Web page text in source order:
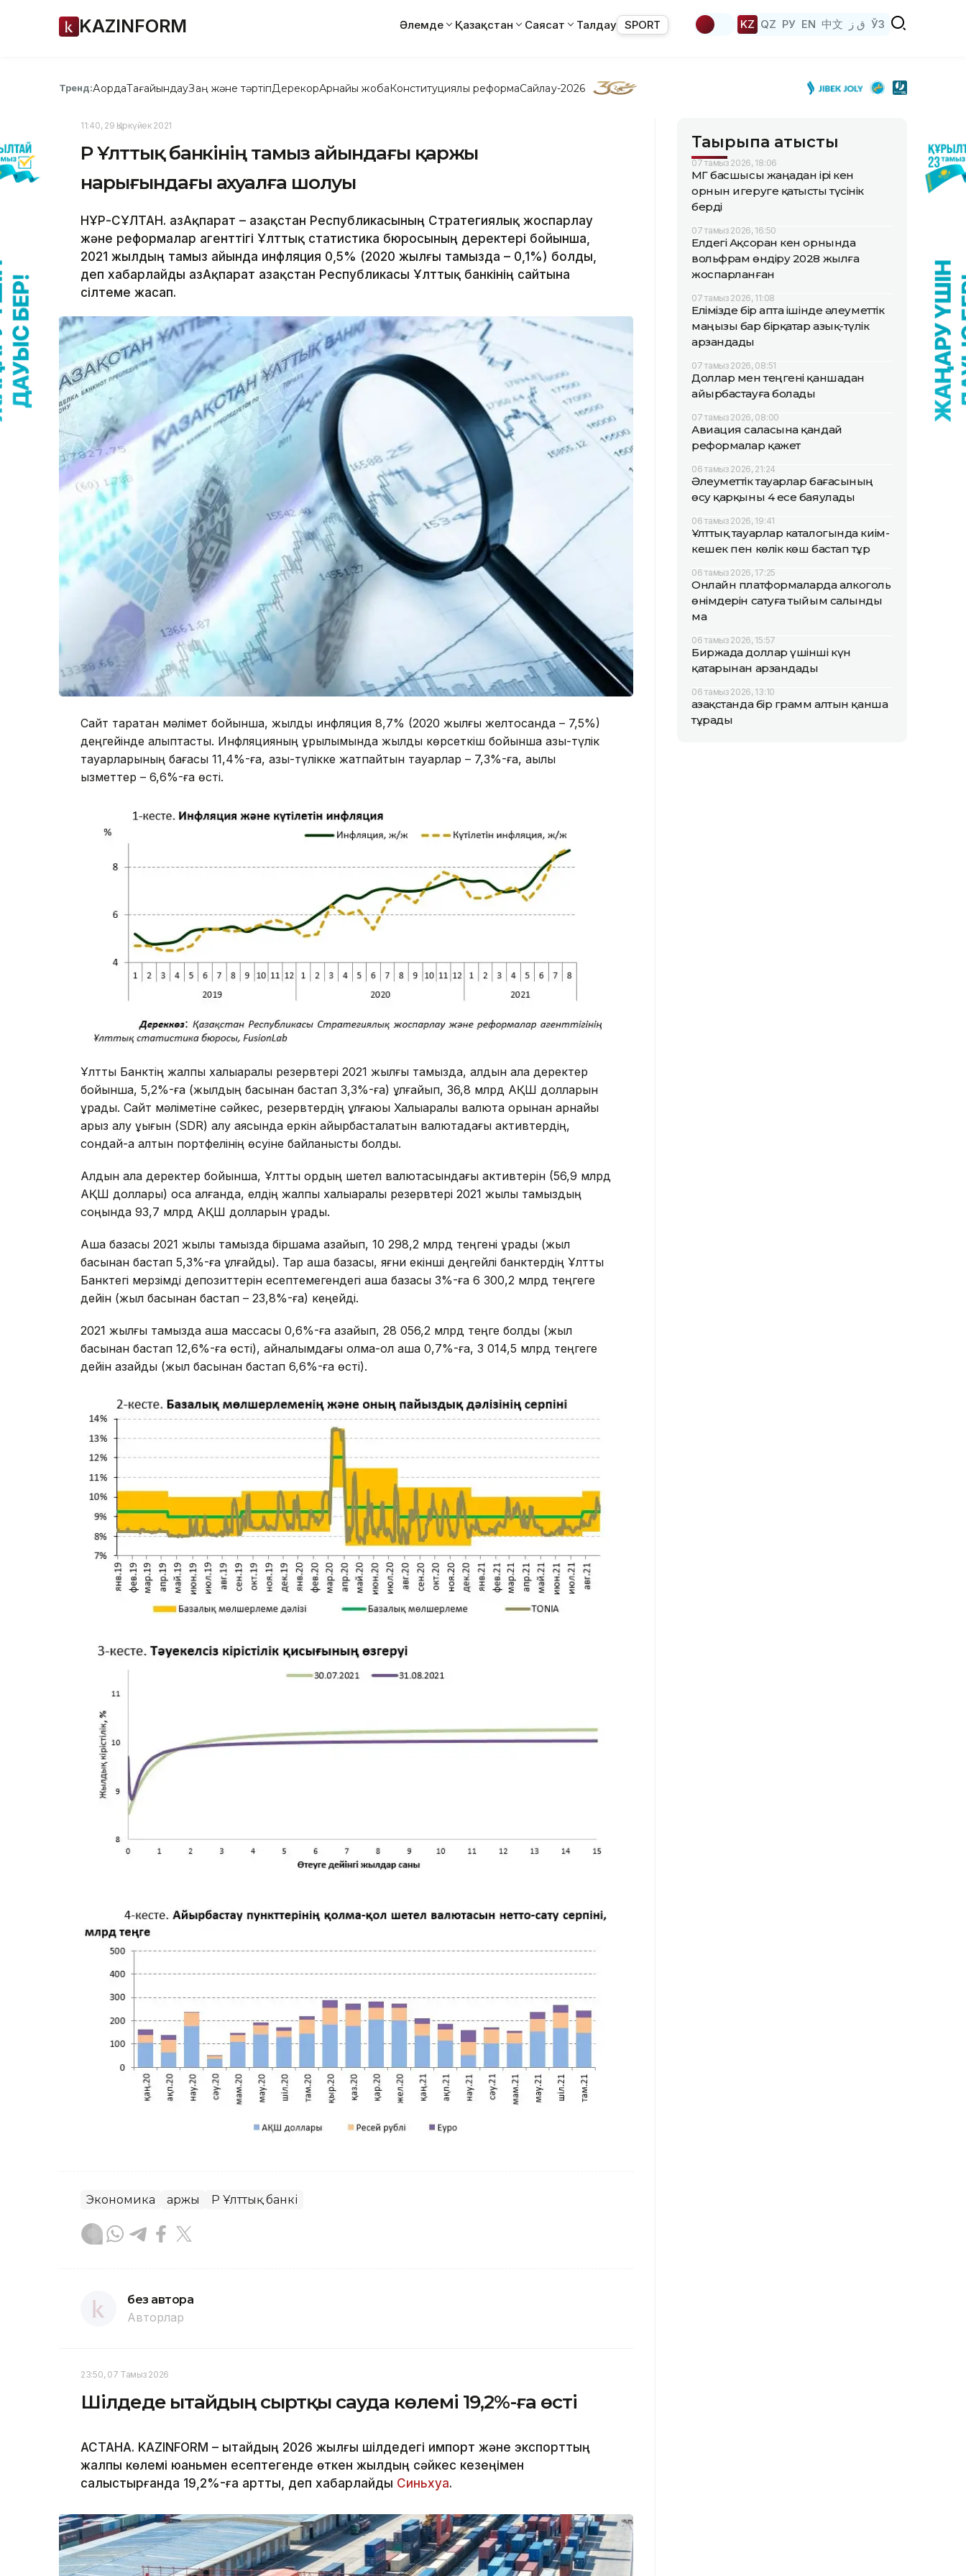
KAZINFORM Әлемде Қазақстан Саясат Талдау SPORT KZ QZ РУ EN 中文 ق ز ЎЗ
Тренд:АқордаТағайындауЗаң және тәртіпДерекқорАрнайы жобаКонституциялық реформаСайлау-2026
11:40, 29 Қыркүйек 2021
ҚР Ұлттық банкінің тамыз айындағы қаржы
нарығындағы ахуалға шолуы
НҰР-СҰЛТАН. ҚазАқпарат – Қазақстан Республикасының Стратегиялық жоспарлау
және реформалар агенттігі Ұлттық статистика бюросының деректері бойынша,
2021 жылдың тамыз айында инфляция 0,5% (2020 жылғы тамызда – 0,1%) болды,
деп хабарлайды ҚазАқпарат Қазақстан Республикасы Ұлттық банкінің сайтына
сілтеме жасап.
Сайт таратқан мәлімет бойынша, жылдық инфляция 8,7% (2020 жылғы желтоқсанда – 7,5%)
деңгейінде қалыптасты. Инфляцияның құрылымында жылдық көрсеткіш бойынша азық-түлік
тауарларының бағасы 11,4%-ға, азық-түлікке жатпайтын тауарлар – 7,3%-ға, ақылы
қызметтер – 6,6%-ға өсті.
Ұлттық Банктің жалпы халықаралық резервтері 2021 жылғы тамызда, алдын ала деректер
бойынша, 5,2%-ға (жылдың басынан бастап 3,3%-ға) ұлғайып, 36,8 млрд АҚШ долларын
құрады. Сайт мәліметіне сәйкес, резервтердің ұлғаюы Халықаралық валюта қорынан арнайы
қарыз алу құқығын (SDR) алу аясында еркін айырбасталатын валютадағы активтердің,
сондай-ақ алтын портфелінің өсуіне байланысты болды.
Алдын ала деректер бойынша, Ұлттық қордың шетел валютасындағы активтерін (56,9 млрд
АҚШ доллары) қоса алғанда, елдің жалпы халықаралық резервтері 2021 жылы тамыздың
соңында 93,7 млрд АҚШ долларын құрады.
Ақша базасы 2021 жылы тамызда біршама азайып, 10 298,2 млрд теңгені құрады (жыл
басынан бастап 5,3%-ға ұлғайды). Тар ақша базасы, яғни екінші деңгейлі банктердің Ұлттық
Банктегі мерзімді депозиттерін есептемегендегі ақша базасы 3%-ға 6 300,2 млрд теңгеге
дейін (жыл басынан бастап – 23,8%-ға) кеңейді.
2021 жылғы тамызда ақша массасы 0,6%-ға азайып, 28 056,2 млрд теңге болды (жыл
басынан бастап 12,6%-ға өсті), айналымдағы қолма-қол ақша 0,7%-ға, 3 014,5 млрд теңгеге
дейін азайды (жыл басынан бастап 6,6%-ға өсті).
Экономика Қаржы ҚР Ұлттық банкі
без автора
Авторлар
23:50, 07 Тамыз 2026
Шілдеде Қытайдың сыртқы сауда көлемі 19,2%-ға өсті
АСТАНА. KAZINFORM – Қытайдың 2026 жылғы шілдедегі импорт және экспорттың
жалпы көлемі юаньмен есептегенде өткен жылдың сәйкес кезеңімен
салыстырғанда 19,2%-ға артты, деп хабарлайды Синьхуа.
Тақырыпқа қатысты
07 тамыз 2026, 18:06
ҚМГ басшысы жаңадан ірі кен
орнын игеруге қатысты түсінік
берді
07 тамыз 2026, 16:50
Елдегі Ақсоран кен орнында
вольфрам өндіру 2028 жылға
жоспарланған
07 тамыз 2026, 11:08
Елімізде бір апта ішінде әлеуметтік
маңызы бар бірқатар азық-түлік
арзандады
07 тамыз 2026, 08:51
Доллар мен теңгені қаншадан
айырбастауға болады
07 тамыз 2026, 08:00
Авиация саласына қандай
реформалар қажет
06 тамыз 2026, 21:24
Әлеуметтік тауарлар бағасының
өсу қарқыны 4 есе баяулады
06 тамыз 2026, 19:41
Ұлттық тауарлар каталогында киім-
кешек пен көлік көш бастап тұр
06 тамыз 2026, 17:25
Онлайн платформаларда алкоголь
өнімдерін сатуға тыйым салынды
ма
06 тамыз 2026, 15:57
Биржада доллар үшінші күн
қатарынан арзандады
06 тамыз 2026, 13:10
Қазақстанда бір грамм алтын қанша
тұрады